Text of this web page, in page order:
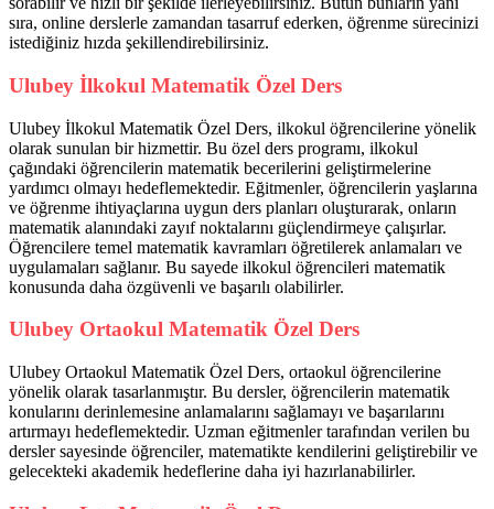
sıra, online derslerle zamandan tasarruf ederken, öğrenme sürecinizi
istediğiniz hızda şekillendirebilirsiniz.
Ulubey İlkokul Matematik Özel Ders
Ulubey İlkokul Matematik Özel Ders, ilkokul öğrencilerine yönelik
olarak sunulan bir hizmettir. Bu özel ders programı, ilkokul
çağındaki öğrencilerin matematik becerilerini geliştirmelerine
yardımcı olmayı hedeflemektedir. Eğitmenler, öğrencilerin yaşlarına
ve öğrenme ihtiyaçlarına uygun ders planları oluşturarak, onların
matematik alanındaki zayıf noktalarını güçlendirmeye çalışırlar.
Öğrencilere temel matematik kavramları öğretilerek anlamaları ve
uygulamaları sağlanır. Bu sayede ilkokul öğrencileri matematik
konusunda daha özgüvenli ve başarılı olabilirler.
Ulubey Ortaokul Matematik Özel Ders
Ulubey Ortaokul Matematik Özel Ders, ortaokul öğrencilerine
yönelik olarak tasarlanmıştır. Bu dersler, öğrencilerin matematik
konularını derinlemesine anlamalarını sağlamayı ve başarılarını
artırmayı hedeflemektedir. Uzman eğitmenler tarafından verilen bu
dersler sayesinde öğrenciler, matematikte kendilerini geliştirebilir ve
gelecekteki akademik hedeflerine daha iyi hazırlanabilirler.